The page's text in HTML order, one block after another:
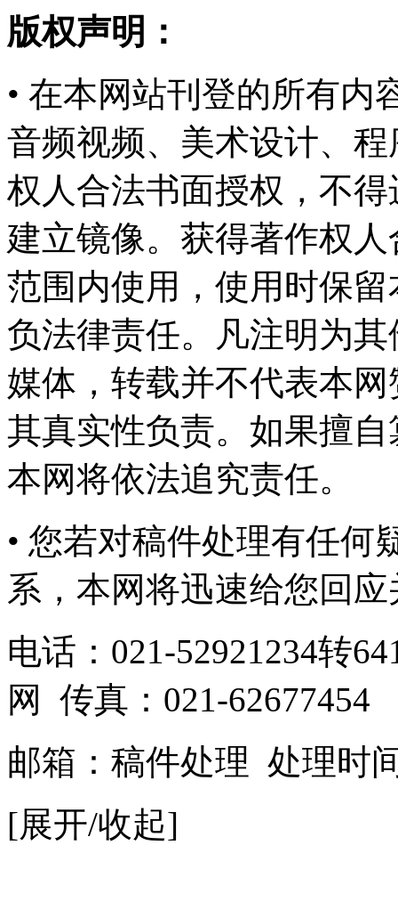
版权声明：
• 在本网站刊登的所有内
音频视频、美术设计、
权人合法书面授权，不
建立镜像。获得著作权
范围内使用，使用时保
负法律责任。凡注明为
媒体，转载并不代表本
其真实性负责。如果擅
本网将依法追究责任。
• 您若对稿件处理有任何
系，本网将迅速给您回
电话：021-52921234转
网 传真：021-62677454
邮箱： 稿件处理 处理时
[展开/收起]